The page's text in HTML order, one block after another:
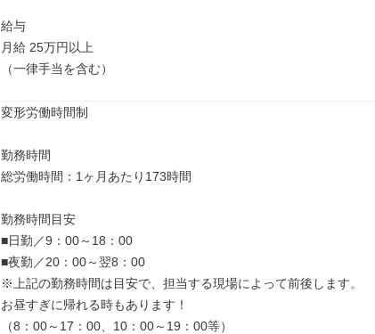
給与
月給 25万円以上
（一律手当を含む）
変形労働時間制
勤務時間
総労働時間：1ヶ月あたり173時間
勤務時間目安
■日勤／9：00～18：00
■夜勤／20：00～翌8：00
※上記の勤務時間は目安で、担当する現場によって前後します。
お昼すぎに帰れる時もあります！
（8：00～17：00、10：00～19：00等）